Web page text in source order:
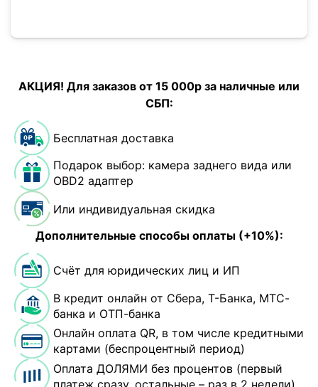
АКЦИЯ! Для заказов от 15 000р за наличные или
СБП:
Бесплатная доставка
Подарок выбор: камера заднего вида или
OBD2 адаптер
Или индивидуальная скидка
Дополнительные способы оплаты (+10%):
Счёт для юридических лиц и ИП
В кредит онлайн от Сбера, Т-Банка, МТС-
банка и ОТП-банка
Онлайн оплата QR, в том числе кредитными
картами (беспроцентный период)
Оплата ДОЛЯМИ без процентов (первый